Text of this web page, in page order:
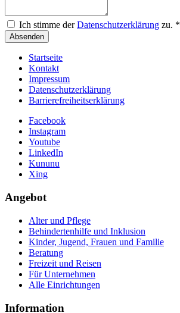
Ich stimme derDatenschutzerklärung zu. *
Absenden
Startseite
Kontakt
Impressum
Datenschutzerklärung
Barrierefreiheitserklärung
Facebook
Instagram
Youtube
LinkedIn
Kununu
Xing
Angebot
Alter und Pflege
Behindertenhilfe und Inklusion
Kinder, Jugend, Frauen und Familie
Beratung
Freizeit und Reisen
Für Unternehmen
Alle Einrichtungen
Information